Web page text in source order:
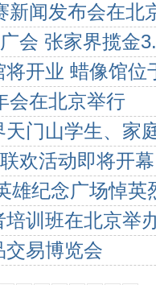
新闻发布会在北
会 张家界揽金
开业 蜡像馆位
会在北京举行
门山学生、家
欢活动即将开幕
雄纪念广场悼英
训班在北京举
易博览会